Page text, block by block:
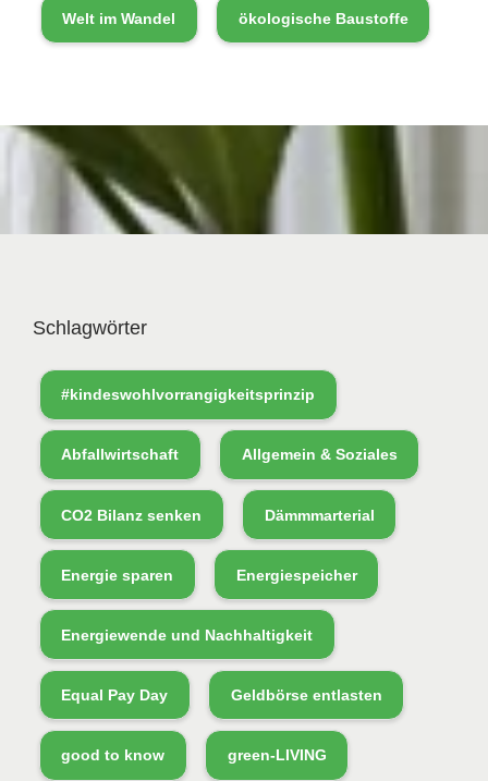
Welt im Wandel ökologische Baustoffe
Schlagwörter
#kindeswohlvorrangigkeitsprinzip
Abfallwirtschaft Allgemein & Soziales
CO2 Bilanz senken Dämmmarterial
Energie sparen Energiespeicher
Energiewende und Nachhaltigkeit
Equal Pay Day Geldbörse entlasten
good to know green-LIVING